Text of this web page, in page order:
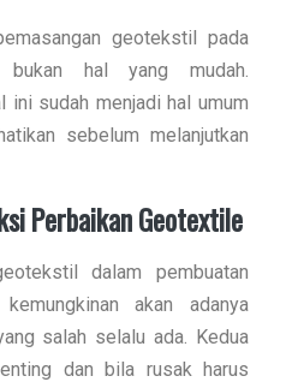
geotekstil pada
bukan hal yang mudah.
ini sudah menjadi hal umum
sebelum melanjutkan
Perbaikan Geotextile
dalam pembuatan
akan adanya
salah selalu ada. Kedua
dan bila rusak harus